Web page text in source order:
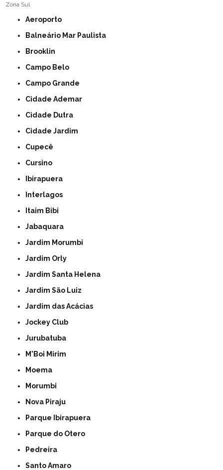
Zona Sul
Aeroporto
Balneário Mar Paulista
Brooklin
Campo Belo
Campo Grande
Cidade Ademar
Cidade Dutra
Cidade Jardim
Cupecê
Cursino
Ibirapuera
Interlagos
Itaim Bibi
Jabaquara
Jardim Morumbi
Jardim Orly
Jardim Santa Helena
Jardim São Luiz
Jardim das Acácias
Jockey Club
Jurubatuba
M'Boi Mirim
Moema
Morumbi
Nova Piraju
Parque Ibirapuera
Parque do Otero
Pedreira
Santo Amaro